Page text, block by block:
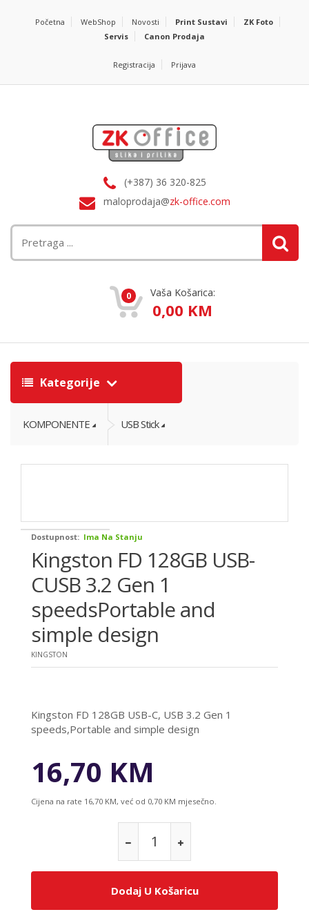
Početna WebShop Novosti Print Sustavi
ZK Foto
Servis
Canon Prodaja
Registracija Prijava
(+387) 36 320-825
maloprodaja@zk-office.com
0 Vaša Košarica:
0,00 KM
Kategorije
KOMPONENTE USB Stick
Dostupnost: Ima Na Stanju
Kingston FD 128GB USB-
CUSB 3.2 Gen 1
speedsPortable and
simple design
KINGSTON
Kingston FD 128GB USB-C, USB 3.2 Gen 1
speeds,Portable and simple design
16,70 KM
Cijena na rate 16,70 KM, već od 0,70 KM mjesečno.
Dodaj U Košaricu